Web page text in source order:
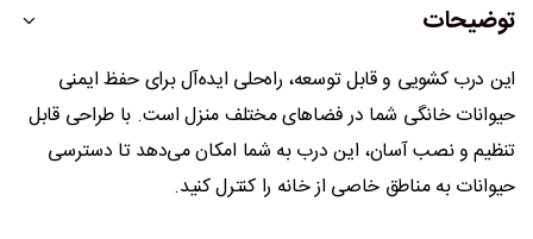
توضیحات
این درب کشویی و قابل توسعه، راه‌حلی ایده‌آل برای حفظ ایمنی
حیوانات خانگی شما در فضاهای مختلف منزل است. با طراحی قابل
تنظیم و نصب آسان، این درب به شما امکان می‌دهد تا دسترسی
حیوانات به مناطق خاصی از خانه را کنترل کنید.